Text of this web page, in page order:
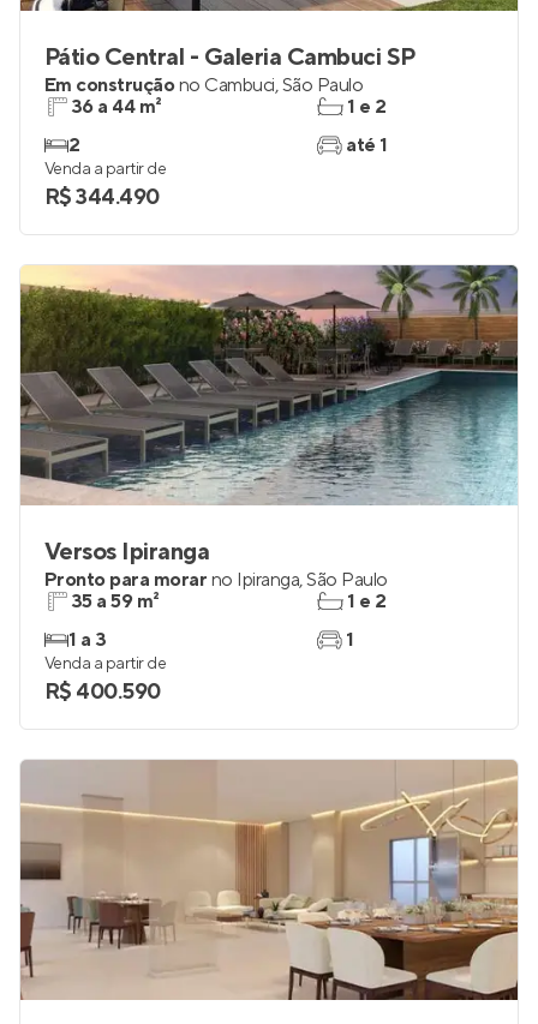
Pátio Central - Galeria Cambuci SP
Em construçãono Cambuci,São Paulo
36 a 44 m²
2
1 e 2
até 1
Venda a partir de
R$ 344.490
Versos Ipiranga
Pronto para morar no Ipiranga,São Paulo
35 a 59 m²
1 a 3
1 e 2
1
Venda a partir de
R$ 400.590